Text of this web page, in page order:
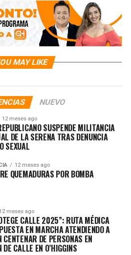
MAY LIKE
NUEVO
12 meses ago
SUSPENDE MILITANCIA
DE LA SERENA TRAS DENUNCIA
SEXUAL
12 meses ago
QUEMADURAS POR BOMBA
12 meses ago
CALLE 2025”: RUTA MÉDICA
EN MARCHA ATENDIENDO A
CENTENAR DE PERSONAS EN
CALLE EN O’HIGGINS